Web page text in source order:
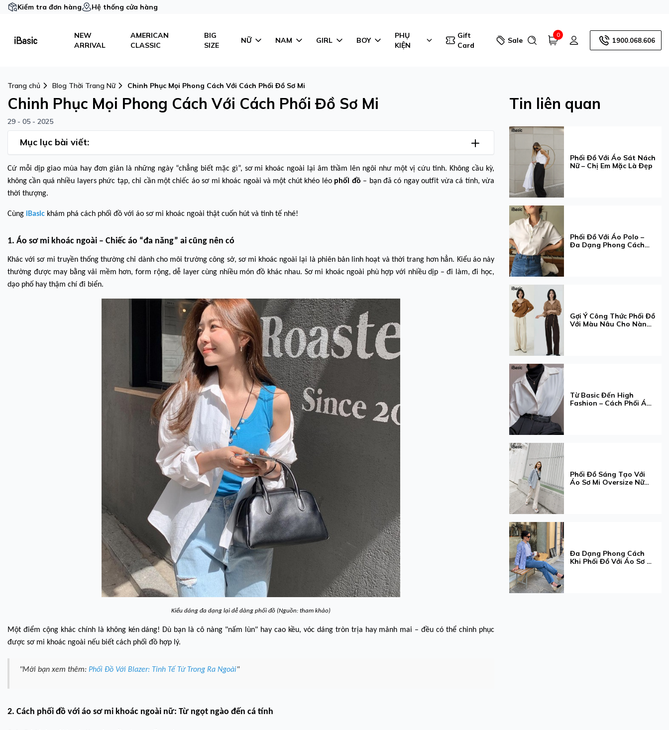
Kiểm tra đơn hàng Hệ thống cửa hàng
NEW
ARRIVAL
AMERICAN
CLASSIC
BIG
SIZE
NỮ NAM GIRL BOY
PHỤ
KIỆN
Gift
Card
Sale
0
1900.068.606
Trang chủ Blog Thời Trang Nữ Chinh Phục Mọi Phong Cách Với Cách Phối Đồ Sơ Mi
Chinh Phục Mọi Phong Cách Với Cách Phối Đồ Sơ Mi
29 - 05 - 2025
Mục lục bài viết:
Cứ mỗi dịp giao mùa hay đơn giản là những ngày “chẳng biết mặc gì”, sơ mi khoác ngoài lại âm thầm lên ngôi như một vị cứu tinh. Không cầu kỳ,
không cần quá nhiều layers phức tạp, chỉ cần một chiếc áo sơ mi khoác ngoài và một chút khéo léo phối đồ – bạn đã có ngay outfit vừa cá tính, vừa
thời thượng.
Cùng iBasic khám phá cách phối đồ với áo sơ mi khoác ngoài thật cuốn hút và tinh tế nhé!
1. Áo sơ mi khoác ngoài – Chiếc áo “đa năng” ai cũng nên có
Khác với sơ mi truyền thống thường chỉ dành cho môi trường công sở, sơ mi khoác ngoài lại là phiên bản linh hoạt và thời trang hơn hẳn. Kiểu áo này
thường được may bằng vải mềm hơn, form rộng, dễ layer cùng nhiều món đồ khác nhau. Sơ mi khoác ngoài phù hợp với nhiều dịp – đi làm, đi học,
dạo phố hay thậm chí đi biển.
Kiểu dáng đa dạng lại dễ dàng phối đồ (Nguồn: tham khảo)
Một điểm cộng khác chính là không kén dáng! Dù bạn là cô nàng "nấm lùn" hay cao kều, vóc dáng tròn trịa hay mảnh mai – đều có thể chinh phục
được sơ mi khoác ngoài nếu biết cách phối đồ hợp lý.
"Mời bạn xem thêm: Phối Đồ Với Blazer: Tinh Tế Từ Trong Ra Ngoài"
2. Cách phối đồ với áo sơ mi khoác ngoài nữ: Từ ngọt ngào đến cá tính
Tin liên quan
Phối Đồ Với Áo Sát Nách
Nữ – Chị Em Mặc Là Đẹp
Phối Đồ Với Áo Polo –
Đa Dạng Phong Cách
Gợi Ý Công Thức Phối Đồ
Với Màu Nâu Cho Nàng
Từ Basic Đến High
Fashion – Cách Phối Áo
Phối Đồ Sáng Tạo Với
Áo Sơ Mi Oversize Nữ
Đa Dạng Phong Cách
Khi Phối Đồ Với Áo Sơ Mi